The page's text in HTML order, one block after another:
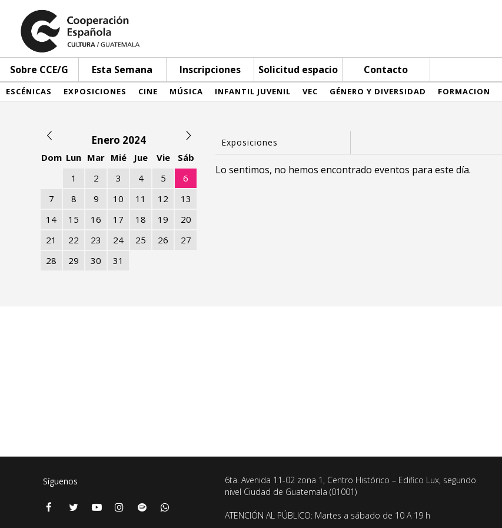
Sobre CCE/G Esta Semana Inscripciones Solicitud espacio Contacto
ESCÉNICAS EXPOSICIONES CINE MÚSICA INFANTIL JUVENIL VEC GÉNERO Y DIVERSIDAD FORMACION
Enero 2024
Dom Lun Mar Mié Jue Vie
Sáb
1
2 3 4 5
6
7
8 9 10 11 12
13
14
15 16 17 18 19
20
21
22 23 24 25 26
27
28
29 30 31
Lo sentimos, no hemos encontrado eventos para este día.
Síguenos
6ta. Avenida 11-02 zona 1, Centro Histórico – Edifico Lux, segundo
nivel Ciudad de Guatemala (01001)
ATENCIÓN AL PÚBLICO: Martes a sábado de 10 A 19 h